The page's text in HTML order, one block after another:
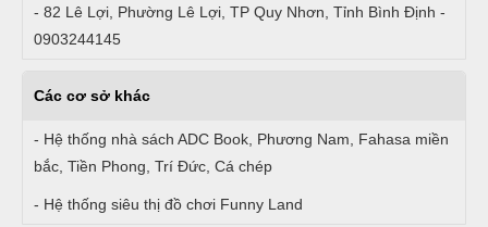
- 82 Lê Lợi, Phường Lê Lợi, TP Quy Nhơn, Tỉnh Bình Định -
0903244145
Các cơ sở khác
- Hệ thống nhà sách ADC Book, Phương Nam, Fahasa miền
bắc, Tiền Phong, Trí Đức, Cá chép
- Hệ thống siêu thị đồ chơi Funny Land